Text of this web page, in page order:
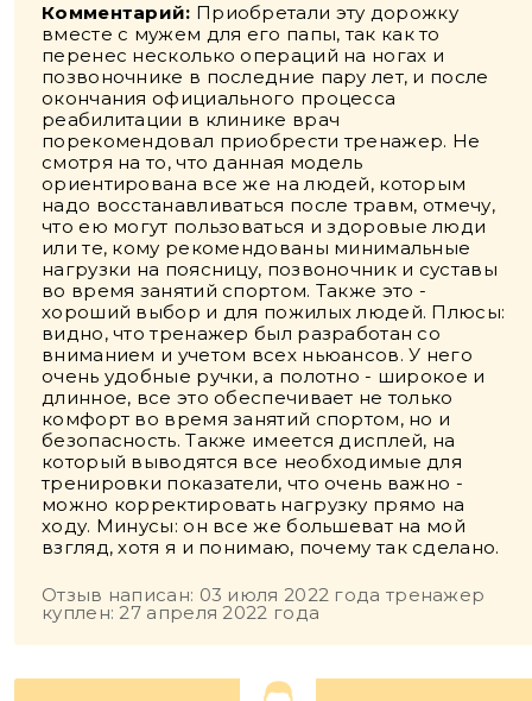
Комментарий: Приобретали эту дорожку
вместе с мужем для его папы, так как то
перенес несколько операций на ногах и
позвоночнике в последние пару лет, и после
окончания официального процесса
реабилитации в клинике врач
порекомендовал приобрести тренажер. Не
смотря на то, что данная модель
ориентирована все же на людей, которым
надо восстанавливаться после травм, отмечу,
что ею могут пользоваться и здоровые люди
или те, кому рекомендованы минимальные
нагрузки на поясницу, позвоночник и суставы
во время занятий спортом. Также это -
хороший выбор и для пожилых людей. Плюсы:
видно, что тренажер был разработан со
вниманием и учетом всех ньюансов. У него
очень удобные ручки, а полотно - широкое и
длинное, все это обеспечивает не только
комфорт во время занятий спортом, но и
безопасность. Также имеется дисплей, на
который выводятся все необходимые для
тренировки показатели, что очень важно -
можно корректировать нагрузку прямо на
ходу. Минусы: он все же большеват на мой
взгляд, хотя я и понимаю, почему так сделано.
Отзыв написан: 03 июля 2022 года тренажер
куплен: 27 апреля 2022 года